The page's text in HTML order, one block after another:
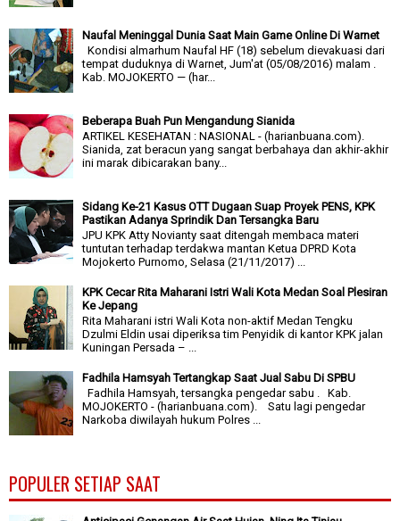
Naufal Meninggal Dunia Saat Main Game Online Di Warnet
Kondisi almarhum Naufal HF (18) sebelum dievakuasi dari
tempat duduknya di Warnet, Jum'at (05/08/2016) malam .
Kab. MOJOKERTO — (har...
Beberapa Buah Pun Mengandung Sianida
ARTIKEL KESEHATAN : NASIONAL - (harianbuana.com).
Sianida, zat beracun yang sangat berbahaya dan akhir-akhir
ini marak dibicarakan bany...
Sidang Ke-21 Kasus OTT Dugaan Suap Proyek PENS, KPK
Pastikan Adanya Sprindik Dan Tersangka Baru
JPU KPK Atty Novianty saat ditengah membaca materi
tuntutan terhadap terdakwa mantan Ketua DPRD Kota
Mojokerto Purnomo, Selasa (21/11/2017) ...
KPK Cecar Rita Maharani Istri Wali Kota Medan Soal Plesiran
Ke Jepang
Rita Maharani istri Wali Kota non-aktif Medan Tengku
Dzulmi Eldin usai diperiksa tim Penyidik di kantor KPK jalan
Kuningan Persada – ...
Fadhila Hamsyah Tertangkap Saat Jual Sabu Di SPBU
Fadhila Hamsyah, tersangka pengedar sabu . Kab.
MOJOKERTO - (harianbuana.com). Satu lagi pengedar
Narkoba diwilayah hukum Polres ...
POPULER SETIAP SAAT